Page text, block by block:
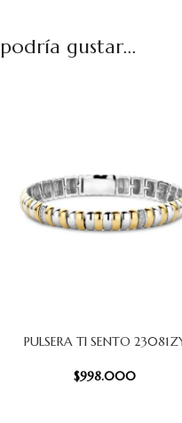
gustar...
AL CARRITO
PULSERA TI SENTO
$998.000